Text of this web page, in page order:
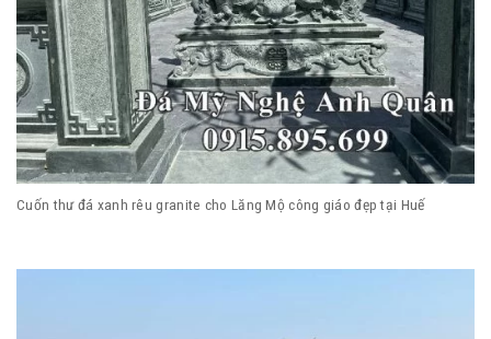
Cuốn thư đá xanh rêu granite cho Lăng Mộ công giáo đẹp tại Huế